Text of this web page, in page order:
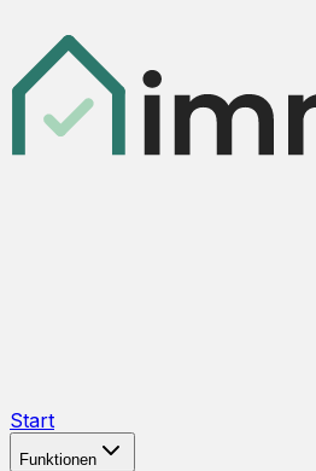
Start
Funktionen